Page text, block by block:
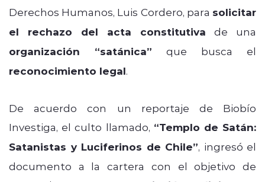
Derechos Humanos, Luis Cordero, para solicitar
el rechazo del acta constitutiva de una
organización “satánica” que busca el
reconocimiento legal.
De acuerdo con un reportaje de Biobío
Investiga, el culto llamado, “Templo de Satán:
Satanistas y Luciferinos de Chile”, ingresó el
documento a la cartera con el objetivo de